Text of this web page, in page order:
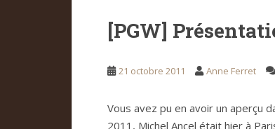
[PGW]
21 octobre 2011 Anne Ferret
Vous avez pu en avoir un aperçu
2011, Michel Ancel était hier à